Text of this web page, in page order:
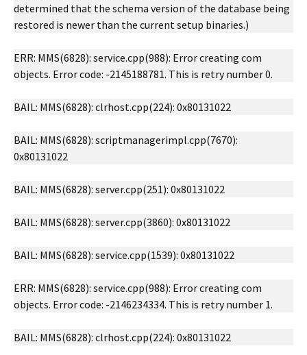
determined that the schema version of the database being
restored is newer than the current setup binaries.)
ERR: MMS(6828): service.cpp(988): Error creating com
objects. Error code: -2145188781. This is retry number 0.
BAIL: MMS(6828): clrhost.cpp(224): 0x80131022
BAIL: MMS(6828): scriptmanagerimpl.cpp(7670):
0x80131022
BAIL: MMS(6828): server.cpp(251): 0x80131022
BAIL: MMS(6828): server.cpp(3860): 0x80131022
BAIL: MMS(6828): service.cpp(1539): 0x80131022
ERR: MMS(6828): service.cpp(988): Error creating com
objects. Error code: -2146234334. This is retry number 1.
BAIL: MMS(6828): clrhost.cpp(224): 0x80131022